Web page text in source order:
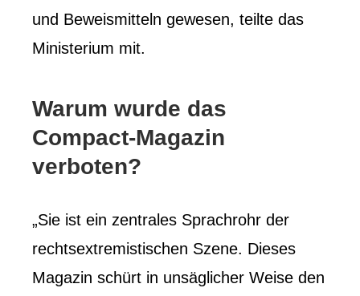
und Beweismitteln gewesen, teilte das
Ministerium mit.
Warum wurde das
Compact-Magazin
verboten?
„Sie ist ein zentrales Sprachrohr der
rechtsextremistischen Szene. Dieses
Magazin schürt in unsäglicher Weise den